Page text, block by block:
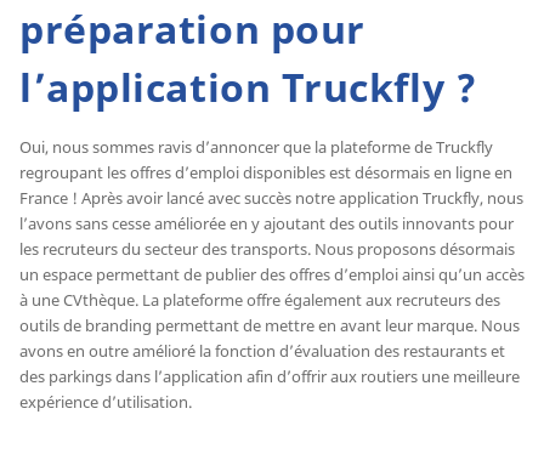
préparation pour
l’application Truckfly ?
Oui, nous sommes ravis d’annoncer que la plateforme de Truckfly
regroupant les offres d’emploi disponibles est désormais en ligne en
France ! Après avoir lancé avec succès notre application Truckfly, nous
l’avons sans cesse améliorée en y ajoutant des outils innovants pour
les recruteurs du secteur des transports. Nous proposons désormais
un espace permettant de publier des offres d’emploi ainsi qu’un accès
à une CVthèque. La plateforme offre également aux recruteurs des
outils de branding permettant de mettre en avant leur marque. Nous
avons en outre amélioré la fonction d’évaluation des restaurants et
des parkings dans l’application afin d’offrir aux routiers une meilleure
expérience d’utilisation.